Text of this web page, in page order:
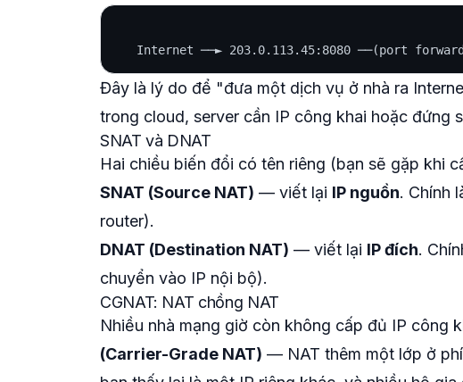
Đây là lý do để "đưa một dịch vụ ở nhà ra
trong cloud, server cần IP công khai hoặc đứng
SNAT và DNAT
Hai chiều biến đổi có tên riêng (bạn sẽ gặp khi
SNAT (Source NAT) — viết lại IP nguồn. Chính
router).
DNAT (Destination NAT) — viết lại IP đích.
chuyển vào IP nội bộ).
CGNAT: NAT chồng NAT
Nhiều nhà mạng giờ còn không cấp đủ IP công
(Carrier-Grade NAT) — NAT thêm một lớp ở